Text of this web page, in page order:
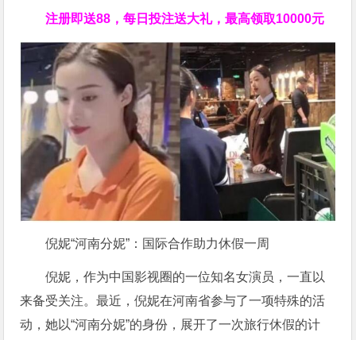
注册即送88，每日投注送大礼，最高领取10000元
倪妮“河南分妮”：国际合作助力休假一周
倪妮，作为中国影视圈的一位知名女演员，一直以
来备受关注。最近，倪妮在河南省参与了一项特殊的活
动，她以“河南分妮”的身份，展开了一次旅行休假的计